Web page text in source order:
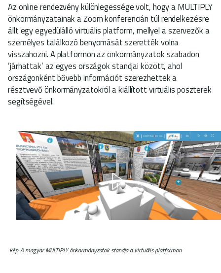
Az online rendezvény különlegessége volt, hogy a MULTIPLY
önkormányzatainak a Zoom konferencián túl rendelkezésre
állt egy egyedülálló virtuális platform, mellyel a szervezők a
személyes találkozó benyomását szerették volna
visszahozni. A platformon az önkormányzatok szabadon
’járhattak’ az egyes országok standjai között, ahol
országonként bővebb információt szerezhettek a
résztvevő önkormányzatokról a kiállított virtuális poszterek
segítségével.
Kép: A magyar MULTIPLY önkormányzatok standja a virtuális platformon